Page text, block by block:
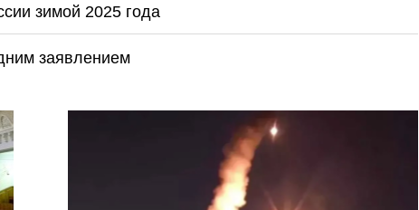
зимой 2025 года
заявлением